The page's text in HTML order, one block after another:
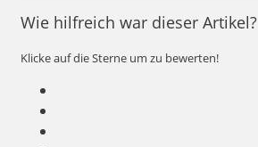
Wie hilfreich war dieser Artikel?
Klicke auf die Sterne um zu bewerten!